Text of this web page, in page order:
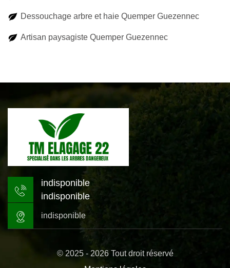
Dessouchage arbre et haie Quemper Guezennec
Artisan paysagiste Quemper Guezennec
indisponible
indisponible
indisponible
© 2025 - 2026 Tout droit réservé